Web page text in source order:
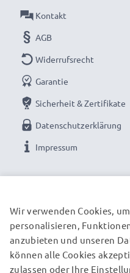
geprüfte Zellen für
✔ Langanhaltend
hochwertige Zellen für
✔ Zertifizierte Sicherheit -
Überhitzungs- und
✔ Geeignet für
✔ Regelmäßige,
verbauten Zellen wird
Camcorder: Ersatz-Akkus
sichere
Kontakt
AGB
Widerrufsrecht
Garantie
Sicherheit & Zertifikate
Datenschutzerklärung
Impressum
UNSERE
Wir verwenden Cookies,
personalisieren,
anzubieten und unseren
können alle Cookies
zulassen oder Ihre